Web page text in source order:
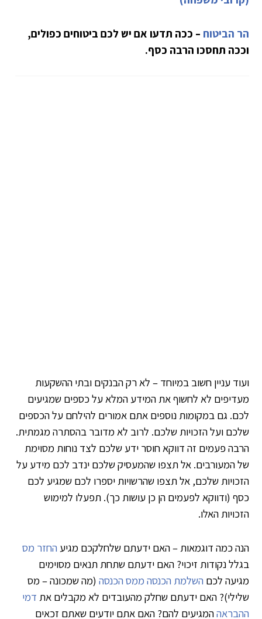
הר הביטוח – ככה תדעו אם יש לכם ביטוחים כפולים,
וככה תחסכו הרבה כסף.
ועוד עניין חשוב במיוחד – לא רק הבנקים ובתי ההשקעות
מעדיפים לא לחשוף את המידע המלא על כספים שמגיעים
לכם. גם במקומות נוספים אתם אמורים להילחם על הכספים
שלכם ועל הזכויות שלכם. לרוב לא מדובר בהסתרה מגמתית.
הרבה פעמים זה דווקא חוסר ידע שלכם לצד נוחות מסוימת
של המעורבים. אל תצפו שהמעסיק שלכם ינדב לכם מידע על
הזכויות שלכם, אל תצפו שהרשויות יספרו לכם שמגיע לכם
כסף (ודווקא לפעמים הן כן עושות כך). תפעלו למימוש
הזכויות האלו.
הנה כמה דוגמאות – האם ידעתם שלחלקכם מגיעהחזר מס
בגלל נקודות זיכוי? האם ידעתם שתחת תנאים מסוימים
מגיעה לכםהשלמת הכנסה ממס הכנסה (מה שמכונה – מס
שלילי)? האם ידעתם שחלק מהעובדים לא מקבלים את דמי
ההבראההמגיעים להם? האם אתם יודעים שאתם זכאים